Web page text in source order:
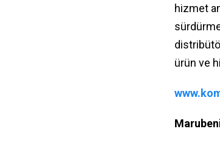
hizmet
ürün ve